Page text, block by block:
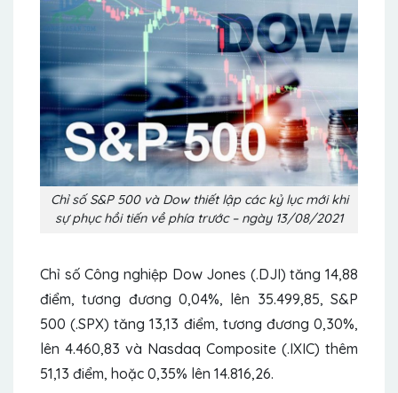
Chỉ số S&P 500 và Dow thiết lập các kỷ lục mới khi
sự phục hồi tiến về phía trước – ngày 13/08/2021
Chỉ số Công nghiệp Dow Jones (.DJI) tăng 14,88
điểm, tương đương 0,04%, lên 35.499,85, S&P
500 (.SPX) tăng 13,13 điểm, tương đương 0,30%,
lên 4.460,83 và Nasdaq Composite (.IXIC) thêm
51,13 điểm, hoặc 0,35% lên 14.816,26.